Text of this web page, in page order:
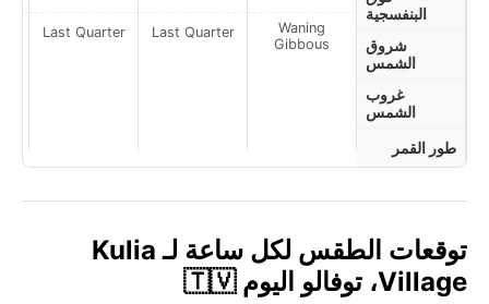
البنفسجية
شروق
الشمس
غروب
الشمس
طور القمر
Waning
Gibbous
Last Quarter
Last Quarter
توقعات الطقس لكل ساعة لـ Kulia
Village، توفالو اليوم 🇹🇻